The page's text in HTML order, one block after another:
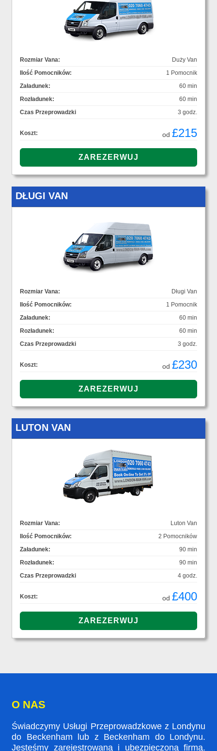
Rozmiar Vana:
Duży Van
Ilość Pomocników:
1 Pomocnik
Załadunek:
60 min
Rozładunek:
60 min
Czas Przeprowadzki
3 godz.
Koszt: od £215
DŁUGI VAN
Rozmiar Vana:
Długi Van
Ilość Pomocników:
1 Pomocnik
Załadunek:
60 min
Rozładunek:
60 min
Czas Przeprowadzki
3 godz.
Koszt: od £230
LUTON VAN
Rozmiar Vana:
Luton Van
Ilość Pomocników:
2 Pomocników
Załadunek:
90 min
Rozładunek:
90 min
Czas Przeprowadzki
4 godz.
Koszt: od £400
O NAS
Świadczymy Usługi Przeprowadzkowe z Londynu
do Beckenham lub z Beckenham do Londynu.
Jesteśmy zarejestrowaną i ubezpieczoną firmą.